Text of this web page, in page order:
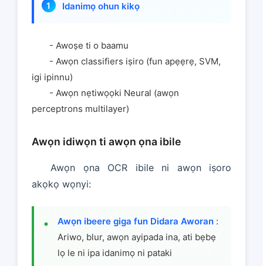
Idanimọ ohun kikọ
- Awoṣe ti o baamu
- Awọn classifiers iṣiro (fun apẹẹrẹ, SVM,
igi ipinnu)
- Awọn nẹtiwọọki Neural (awọn
perceptrons multilayer)
Awọn idiwọn ti awọn ọna ibile
Awọn ọna OCR ibile ni awọn iṣoro
akọkọ wọnyi:
Awọn ibeere giga fun Didara Aworan :
Ariwo, blur, awọn ayipada ina, ati bẹbẹ
lọ le ni ipa idanimọ ni pataki